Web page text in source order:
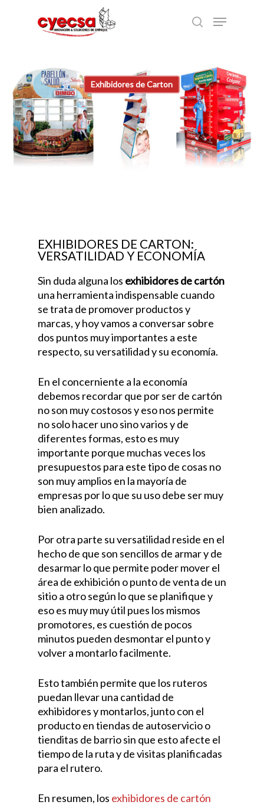
search
Menu
Exhibidores de Carton
EXHIBIDORES DE CARTON:
VERSATILIDAD Y ECONOMÍA
Sin duda alguna los exhibidores de cartón
una herramienta indispensable cuando
se trata de promover productos y
marcas, y hoy vamos a conversar sobre
dos puntos muy importantes a este
respecto, su versatilidad y su economía.
En el concerniente a la economía
debemos recordar que por ser de cartón
no son muy costosos y eso nos permite
no solo hacer uno sino varios y de
diferentes formas, esto es muy
importante porque muchas veces los
presupuestos para este tipo de cosas no
son muy amplios en la mayoría de
empresas por lo que su uso debe ser muy
bien analizado.
Por otra parte su versatilidad reside en el
hecho de que son sencillos de armar y de
desarmar lo que permite poder mover el
área de exhibición o punto de venta de un
sitio a otro según lo que se planifique y
eso es muy muy útil pues los mismos
promotores, es cuestión de pocos
minutos pueden desmontar el punto y
volver a montarlo facilmente.
Esto también permite que los ruteros
puedan llevar una cantidad de
exhibidores y montarlos, junto con el
producto en tiendas de autoservicio o
tienditas de barrio sin que esto afecte el
tiempo de la ruta y de visitas planificadas
para el rutero.
En resumen, los exhibidores de cartón